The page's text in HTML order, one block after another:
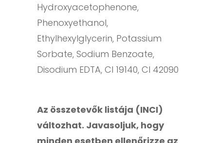
Hydroxyacetophenone,
Phenoxyethanol,
Ethylhexylglycerin, Potassium
Sorbate, Sodium Benzoate,
Disodium EDTA, CI 19140, CI 42090
Az összetevők listája (INCI)
változhat. Javasoljuk, hogy